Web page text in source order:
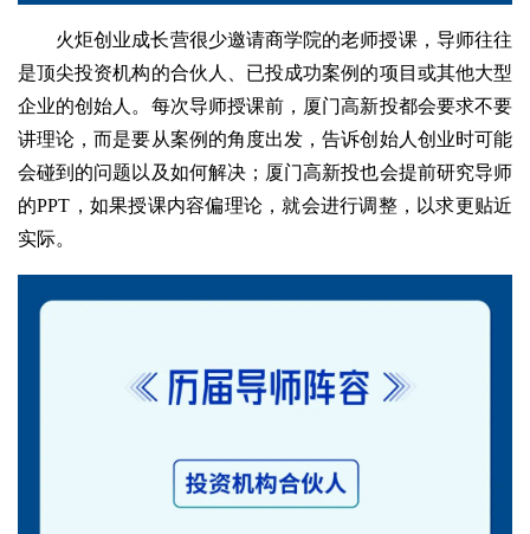
火炬创业成长营很少邀请商学院的老师授课，导师往往
是顶尖投资机构的合伙人、已投成功案例的项目或其他大型
企业的创始人。每次导师授课前，厦门高新投都会要求不要
讲理论，而是要从案例的角度出发，告诉创始人创业时可能
会碰到的问题以及如何解决；厦门高新投也会提前研究导师
的PPT，如果授课内容偏理论，就会进行调整，以求更贴近
实际。